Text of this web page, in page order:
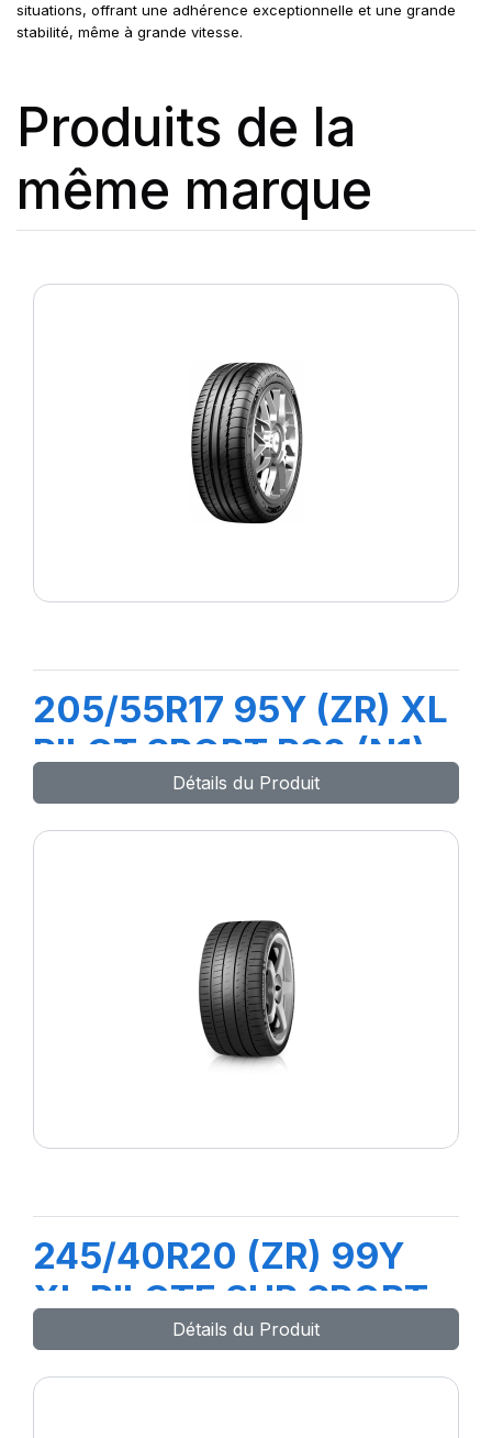
situations, offrant une adhérence exceptionnelle et une grande
stabilité, même à grande vitesse.
Produits de la
même marque
205/55R17 95Y (ZR) XL
PILOT SPORT PS2 (N1)
Détails du Produit
245/40R20 (ZR) 99Y
XL PILOTE SUP SPORT
(*)
Détails du Produit